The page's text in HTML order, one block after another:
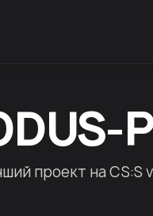
проект на CS:S